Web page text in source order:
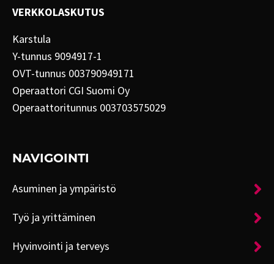
VERKKOLASKUTUS
Karstula
Y-tunnus 9094917-1
OVT-tunnus 003790949171
Operaattori CGI Suomi Oy
Operaattoritunnus 003703575029
NAVIGOINTI
Asuminen ja ympäristö
Työ ja yrittäminen
Hyvinvointi ja terveys